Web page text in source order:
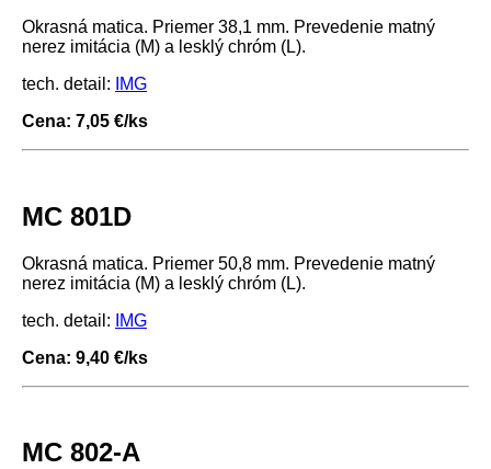
Okrasná matica. Priemer 38,1 mm. Prevedenie matný
nerez imitácia (M) a lesklý chróm (L).
tech. detail:
IMG
Cena: 7,05 €/ks
MC 801D
Okrasná matica. Priemer 50,8 mm. Prevedenie matný
nerez imitácia (M) a lesklý chróm (L).
tech. detail:
IMG
Cena: 9,40 €/ks
MC 802-A